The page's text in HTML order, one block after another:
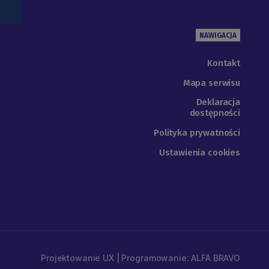
NAWIGACJA
Kontakt
Mapa serwisu
Deklaracja
dostępności
Polityka prywatności
Ustawienia cookies
Projektowanie UX | Programowanie: ALFA BRAVO